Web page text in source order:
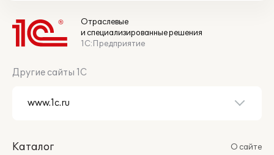
Отраслевые
и специализированные решения
1С:Предприятие
Другие сайты 1С
Каталог
О сайте